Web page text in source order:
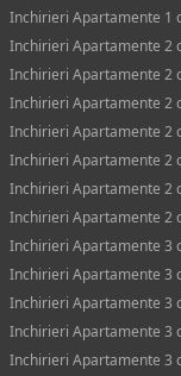
Inchirieri Apartamente 1
Inchirieri Apartamente 2
Inchirieri Apartamente 2
Inchirieri Apartamente 2
Inchirieri Apartamente 2
Inchirieri Apartamente 2
Inchirieri Apartamente 2
Inchirieri Apartamente 2
Inchirieri Apartamente 3
Inchirieri Apartamente 3
Inchirieri Apartamente 3
Inchirieri Apartamente 3
Inchirieri Apartamente 3